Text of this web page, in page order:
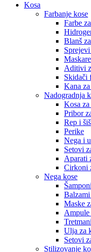
Kosa
Farbanje kose
Farbe
Blanš
Aditivi
Skidači
Kana
Nadogradnja
Kosa
Pribor
Rep i
Perike
Nega i
Setovi
Aparati
Cirkoni
Nega kose
Balzami
Maske
Ampule
Ulja za
Setovi
Stilizovanje